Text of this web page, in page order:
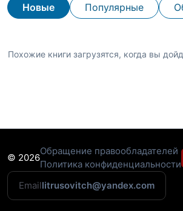
Новые Популярные
Похожие книги загрузятся, когда вы
© 2026
Обращение правообладателей
Политика конфиденциальности
Emaillitrusovitch@yandex.com